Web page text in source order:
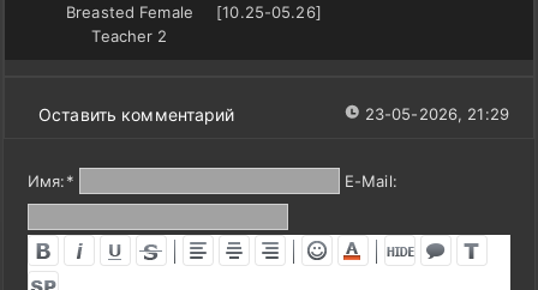
Breasted Female
Teacher 2
[10.25-05.26]
Оставить комментарий 23-05-2026, 21:29
Имя:* E-Mail: